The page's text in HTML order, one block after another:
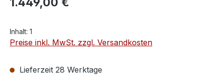
Inhalt: 1
Preise inkl. MwSt. zzgl. Versandkosten
Lieferzeit 28 Werktage